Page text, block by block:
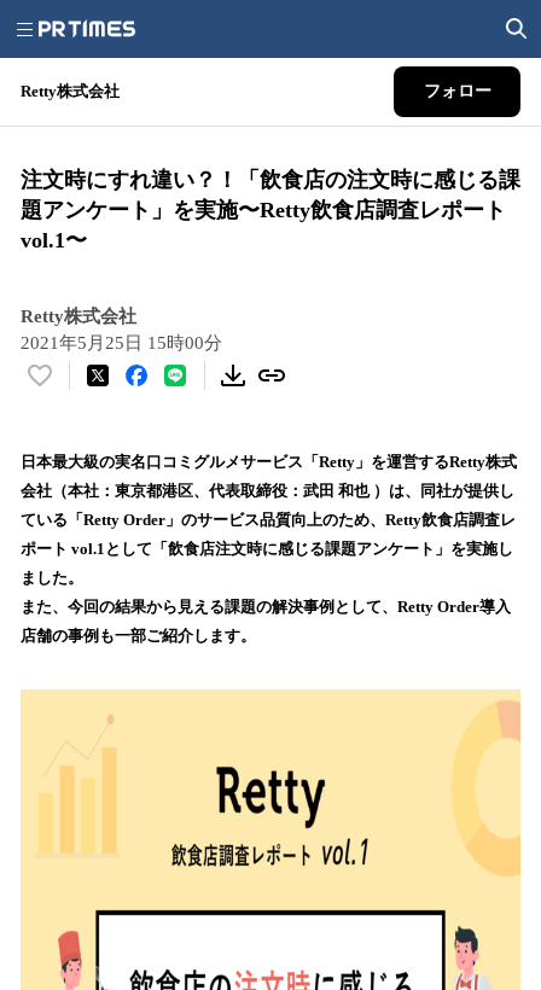
Retty株式会社 フォロー
注文時にすれ違い？！「飲食店の注文時に感じる課
題アンケート」を実施〜Retty飲食店調査レポート
vol.1〜
Retty株式会社
2021年5月25日 15時00分
い
！
数
を
読
込
み
中
す
日本最大級の実名口コミグルメサービス「Retty」を運営するRetty株式
会社（本社：東京都港区、代表取締役：武田 和也 ）は、同社が提供し
ている「Retty Order」のサービス品質向上のため、Retty飲食店調査レ
ポート vol.1として「飲食店注文時に感じる課題アンケート」を実施し
ました。
また、今回の結果から見える課題の解決事例として、Retty Order導入
店舗の事例も一部ご紹介します。